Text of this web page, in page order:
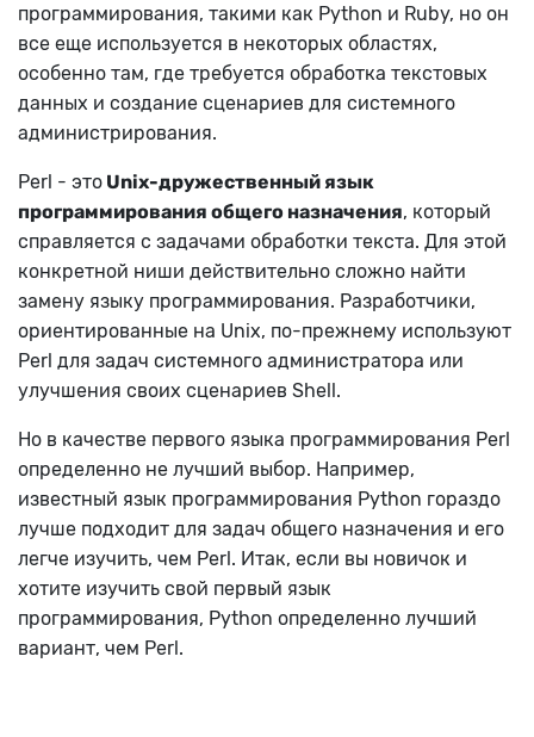
программирования, такими как Python и Ruby, но он
все еще используется в некоторых областях,
особенно там, где требуется обработка текстовых
данных и создание сценариев для системного
администрирования.
Perl - это Unix-дружественный язык
программирования общего назначения, который
справляется с задачами обработки текста. Для этой
конкретной ниши действительно сложно найти
замену языку программирования. Разработчики,
ориентированные на Unix, по-прежнему используют
Perl для задач системного администратора или
улучшения своих сценариев Shell.
Но в качестве первого языка программирования Perl
определенно не лучший выбор. Например,
известный язык программирования Python гораздо
лучше подходит для задач общего назначения и его
легче изучить, чем Perl. Итак, если вы новичок и
хотите изучить свой первый язык
программирования, Python определенно лучший
вариант, чем Perl.